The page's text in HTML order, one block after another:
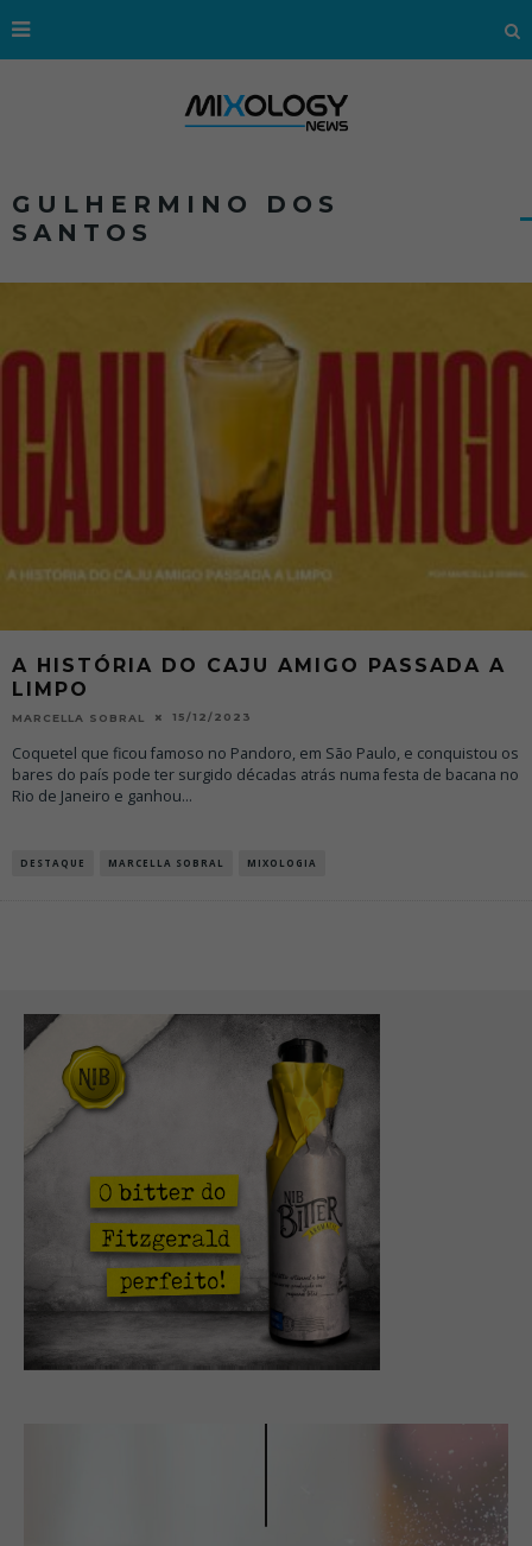
GULHERMINO DOS
SANTOS
A HISTÓRIA DO CAJU AMIGO PASSADA A
LIMPO
MARCELLA SOBRAL 15/12/2023
Coquetel que ficou famoso no Pandoro, em São Paulo, e conquistou os
bares do país pode ter surgido décadas atrás numa festa de bacana no
Rio de Janeiro e ganhou...
DESTAQUE MARCELLA SOBRAL MIXOLOGIA